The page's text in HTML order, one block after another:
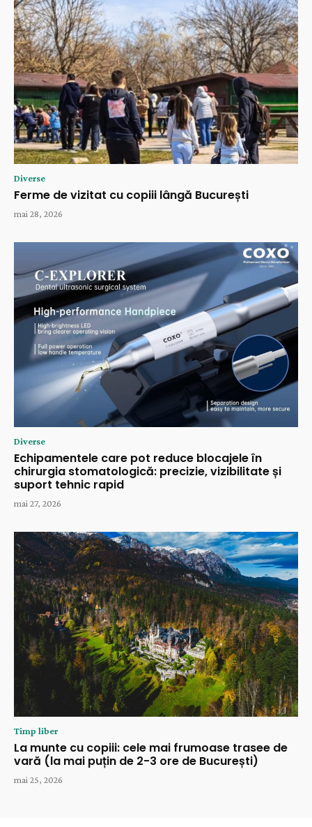
Diverse
Ferme de vizitat cu copiii lângă București
mai 28, 2026
Diverse
Echipamentele care pot reduce blocajele în
chirurgia stomatologică: precizie, vizibilitate și
suport tehnic rapid
mai 27, 2026
Timp liber
La munte cu copiii: cele mai frumoase trasee de
vară (la mai puțin de 2-3 ore de București)
mai 25, 2026